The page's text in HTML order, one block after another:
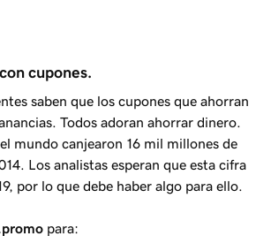
cupones.
saben que los cupones que ahorran
Todos adoran ahorrar dinero.
mundo canjearon 16 mil millones de
Los analistas esperan que esta cifra
por lo que debe haber algo para ello.
.promo para: